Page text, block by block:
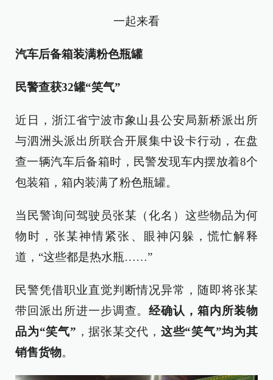
一起来看
汽车后备箱装满粉色瓶罐
民警查获32罐“笑气”
近日，浙江省宁波市象山县公安局新桥派出所
与泗洲头派出所联合开展集中设卡行动，在盘
查一辆汽车后备箱时，民警发现车内摆放着8个
包装箱，箱内装满了粉色瓶罐。
当民警询问驾驶员张某（化名）这些物品为何
物时，张某神情紧张、眼神闪躲，慌忙解释
道，“这些都是热水瓶……”
民警凭借职业直觉判断情况异常，随即将张某
带回派出所进一步调查。经确认，箱内所装物
品为“笑气” ，据张某交代， 这些“笑气”均为其
销售货物。